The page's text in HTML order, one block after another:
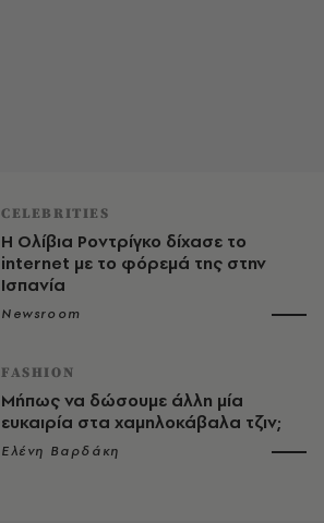
CELEBRITIES
Η Ολίβια Ροντρίγκο δίχασε το
internet με το φόρεμά της στην
Ισπανία
Newsroom
FASHION
Μήπως να δώσουμε άλλη μία
ευκαιρία στα χαμηλοκάβαλα τζιν;
Ελένη Βαρδάκη